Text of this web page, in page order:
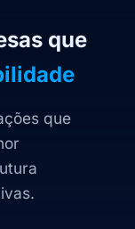
que
que